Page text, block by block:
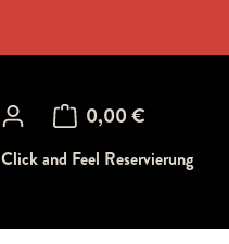
0,00 €
Warenkorb enthält 0
Click and Feel Reservierung